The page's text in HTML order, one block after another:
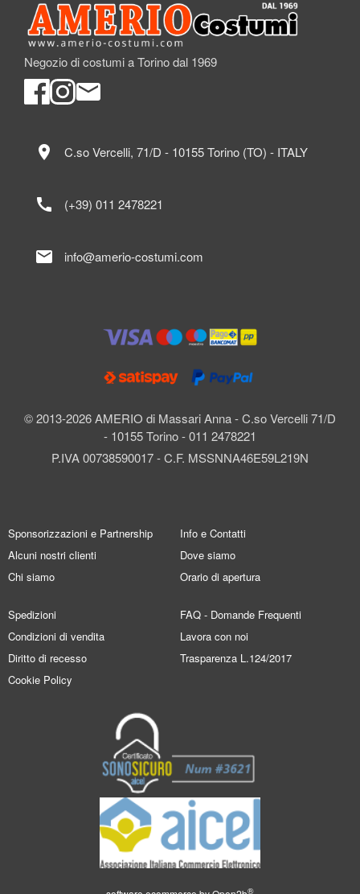
Negozio di costumi a Torino dal 1969
© 2013-2026 AMERIO di Massari Anna - C.so Vercelli 71/D
- 10155 Torino - 011 2478221
P.IVA 00738590017 - C.F. MSSNNA46E59L219N
location_on C.so Vercelli, 71/D - 10155 Torino (TO) - ITALY
call (+39) 011 2478221
mail info@amerio-costumi.com
Sponsorizzazioni e Partnership
Alcuni nostri clienti
Chi siamo
Info e Contatti
Dove siamo
Orario di apertura
Spedizioni
Condizioni di vendita
Diritto di recesso
Cookie Policy
FAQ - Domande Frequenti
Lavora con noi
Trasparenza L.124/2017
®